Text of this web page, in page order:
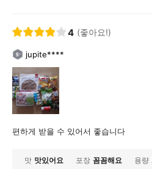
4 (좋아요!)
jupite****
편하게 받을 수 있어서 좋습니다
맛 맛있어요 포장 꼼꼼해요 용량